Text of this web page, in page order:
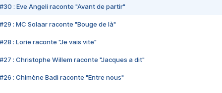
#30 : Eve Angeli raconte "Avant de partir"
#29 : MC Solaar raconte "Bouge de là"
#28 : Lorie raconte "Je vais vite"
#27 : Christophe Willem raconte "Jacques a dit"
#26 : Chimène Badi raconte "Entre nous"